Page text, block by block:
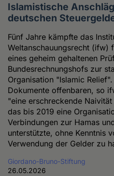
Islamistische
deutschen
Fünf Jahre kämpfte das
Weltanschauungsrecht (ifw)
eines geheim gehaltenen
Bundesrechnungshofs zur
Organisation "Islamic
Dokumente offenbaren, so
"eine erschreckende
das bis 2019 eine
Verbindungen zur Hamas
unterstützte, ohne Kenntnis
Verwendung der Gelder zu
Giordano-Bruno-Stiftung
26.05.2026